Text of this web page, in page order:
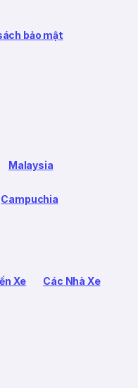
bảo mật
Malaysia
Campuchia
Xe Các Nhà Xe